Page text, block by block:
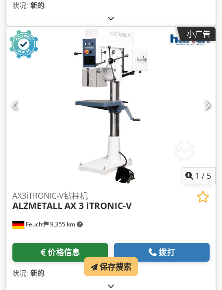
状况: 新的,
小广告
1 / 5
Feucht 9,355 km
AX3iTRONIC-V钻柱机
ALZMETALLAX 3 iTRONIC-V
价格信息 拨打
状况: 新的,
保存搜索